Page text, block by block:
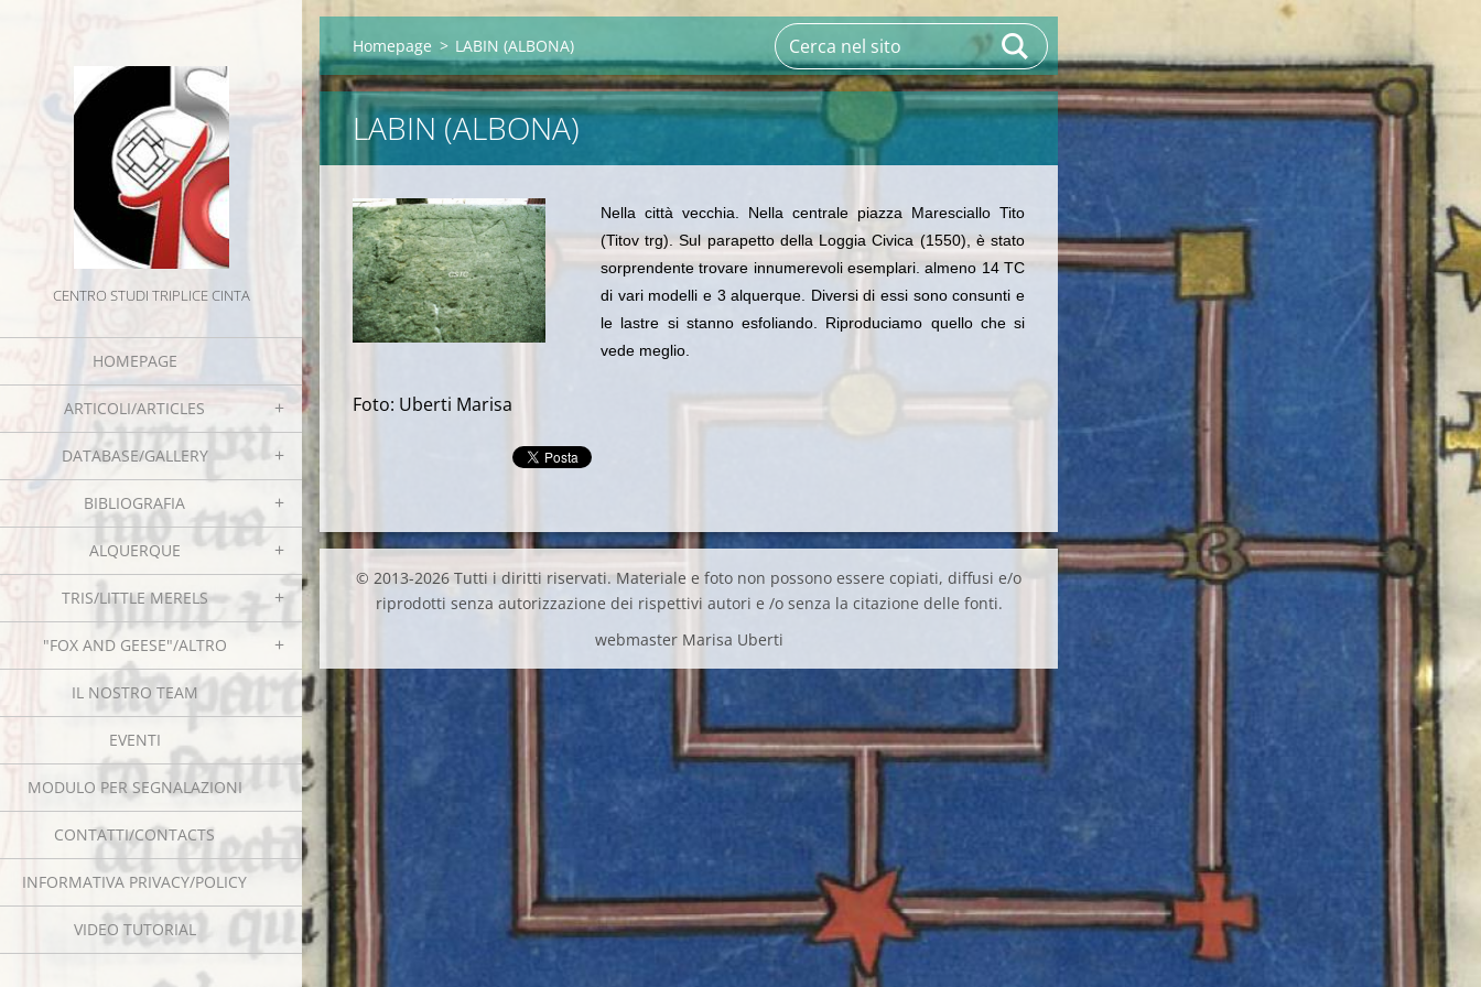
CENTRO STUDI TRIPLICE CINTA
HOMEPAGE
ARTICOLI/ARTICLES
DATABASE/GALLERY
BIBLIOGRAFIA
ALQUERQUE
TRIS/LITTLE MERELS
"FOX AND GEESE"/ALTRO
IL NOSTRO TEAM
EVENTI
MODULO PER SEGNALAZIONI
CONTATTI/CONTACTS
INFORMATIVA PRIVACY/POLICY
VIDEO TUTORIAL
Homepage > LABIN (ALBONA)
LABIN (ALBONA)
Nella città vecchia. Nella centrale piazza Maresciallo Tito
(Titov trg). Sul parapetto della Loggia Civica (1550), è stato
sorprendente trovare innumerevoli esemplari. almeno 14 TC
di vari modelli e 3 alquerque. Diversi di essi sono consunti e
le lastre si stanno esfoliando. Riproduciamo quello che si
vede meglio.
Foto: Uberti Marisa
© 2013-2026 Tutti i diritti riservati. Materiale e foto non possono essere copiati, diffusi e/o
riprodotti senza autorizzazione dei rispettivi autori e /o senza la citazione delle fonti.
webmaster Marisa Uberti